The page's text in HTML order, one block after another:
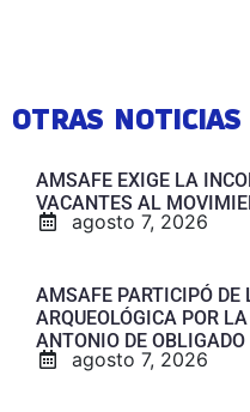
OTRAS NOTICIAS
AMSAFE EXIGE LA
VACANTES AL
agosto 7, 2026
AMSAFE PARTICIPÓ DE
ARQUEOLÓGICA POR
ANTONIO DE OBLIGADO
agosto 7, 2026